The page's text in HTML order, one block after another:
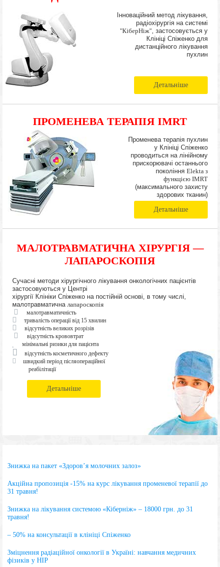
Інноваційний метод лікування,
радіохірургія на системі
"КіберНіж" , застосовується у
Клініці Спіженко для
дистанційного лікування
пухлин
Детальніше
ПРОМЕНЕВА ТЕРАПІЯ IMRT
Променева терапія пухлин
у Клініці Спіженко
проводиться на лінійному
прискорювачі останнього
покоління Elekta з
функцією IMRT
(максимального захисту
здорових тканин)
Детальніше
МАЛОТРАВМАТИЧНА ХІРУРГІЯ —
ЛАПАРОСКОПІЯ
Сучасні методи хірургічного лікування онкологічних пацієнтів
застосовуються у Центрі
хірургії Клініки Спіженко на постійній основі, в тому числі,
малотравматична лапароскопія
малотравматичність
тривалість операції від 15 хвилин
відсутність великих розрізів
відсутність крововтрат
мінімальні ризики для пацієнта
відсутність косметичного дефекту
швидкий період післяопераційної
реабілітації
Детальніше
Знижка на пакет «Здоров’я молочних залоз»
Акційна пропозиція -15% на курс лікування променевої терапії до
31 травня!
Знижка на лікування системою «Кіберніж» – 18000 грн. до 31
травня!
– 50% на консультації в клініці Спіженко
Зміцнення радіаційної онкології в Україні: навчання медичних
фізиків у НІР